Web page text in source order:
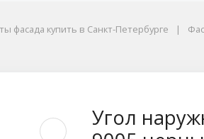
фасада купить в Санкт-Петербурге
Угол